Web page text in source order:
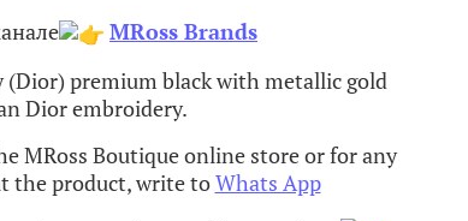
MRoss Brands
(Dior) premium black with metallic gold
Dior embroidery.
MRoss Boutique online store or for any
the product, write toWhats App